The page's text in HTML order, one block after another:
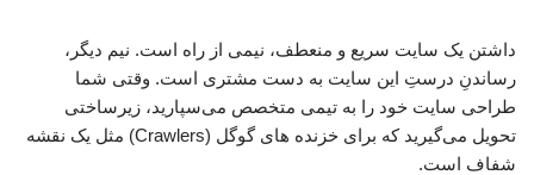
داشتن یک سایت سریع و منعطف، نیمی از راه است. نیم دیگر،
رساندنِ درستِ این سایت به دست مشتری است. وقتی شما
طراحی سایت خود را به تیمی متخصص می‌سپارید، زیرساختی
تحویل می‌گیرید که برای خزنده های گوگل (Crawlers) مثل یک نقشه
شفاف است.